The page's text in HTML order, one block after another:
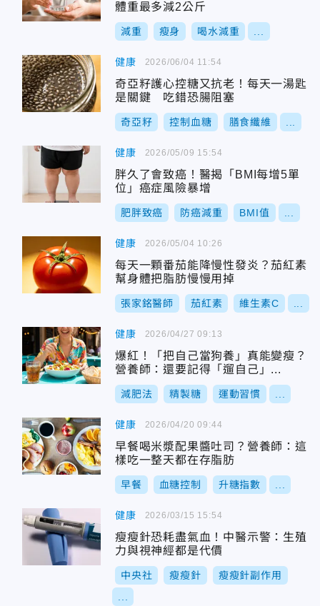
體重最多減2公斤
減重 瘦身 喝水減重
健康
奇亞籽護心控糖又抗老！每天一湯匙
是關鍵 吃錯恐腸阻塞
奇亞籽 控制血糖 膳食纖維
2026/06/04 11:54
健康
胖久了會致癌！醫揭「BMI每增5單
位」癌症風險暴增
肥胖致癌 防癌減重 BMI值
2026/05/09 15:54
健康
每天一顆番茄能降慢性發炎？茄紅素
幫身體把脂肪慢慢用掉
張家銘醫師 茄紅素 維生素C
2026/05/04 10:26
健康
爆紅！「把自己當狗養」真能變瘦？
營養師：還要記得「遛自己」...
減肥法 精製糖 運動習慣
2026/04/27 09:13
健康
早餐喝米漿配果醬吐司？營養師：這
樣吃一整天都在存脂肪
早餐 血糖控制 升糖指數
2026/04/20 09:44
健康
瘦瘦針恐耗盡氣血！中醫示警：生殖
力與視神經都是代價
中央社 瘦瘦針 瘦瘦針副作用
2026/03/15 15:54